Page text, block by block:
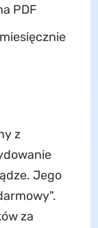
PDF
z
Jego
za